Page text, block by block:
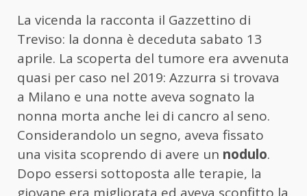
La vicenda la racconta il Gazzettino di
Treviso: la donna è deceduta sabato 13
aprile. La scoperta del tumore era avvenuta
quasi per caso nel 2019: Azzurra si trovava
a Milano e una notte aveva sognato la
nonna morta anche lei di cancro al seno.
Considerandolo un segno, aveva fissato
una visita scoprendo di avere un nodulo.
Dopo essersi sottoposta alle terapie, la
giovane era migliorata ed aveva sconfitto la